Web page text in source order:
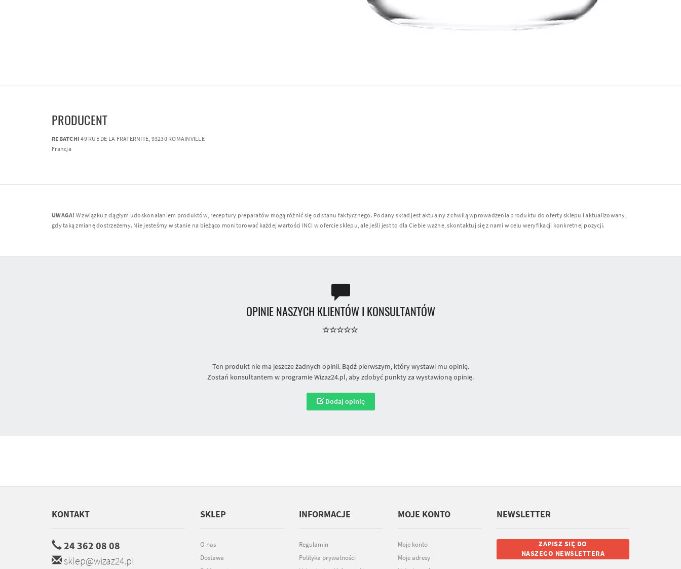
PRODUCENT
REBATCHI 49 RUE DE LA FRATERNITE, 93230 ROMAINVILLE
Francja
UWAGA! W związku z ciągłym udoskonalaniem produktów, receptury preparatów mogą różnić się od stanu faktycznego. Podany skład jest aktualny z chwilą wprowadzenia produktu do oferty sklepu i aktualizowany,
gdy taką zmianę dostrzeżemy. Nie jesteśmy w stanie na bieżąco monitorować każdej wartości INCI w ofercie sklepu, ale jeśli jest to dla Ciebie ważne, skontaktuj się z nami w celu weryfikacji konkretnej pozycji.
OPINIE NASZYCH KLIENTÓW I KONSULTANTÓW
Ten produkt nie ma jeszcze żadnych opinii. Bądź pierwszym, który wystawi mu opinię.
Zostań konsultantem w programie Wizaz24.pl, aby zdobyć punkty za wystawioną opinię.
Dodaj opinię
KONTAKT
24 362 08 08
sklep@wizaz24.pl
SKLEP
O nas
Dostawa
INFORMACJE
Regulamin
Polityka prywatności
MOJE KONTO
Moje konto
Moje adresy
NEWSLETTER
ZAPISZ SIĘ DO
NASZEGO NEWSLETTERA